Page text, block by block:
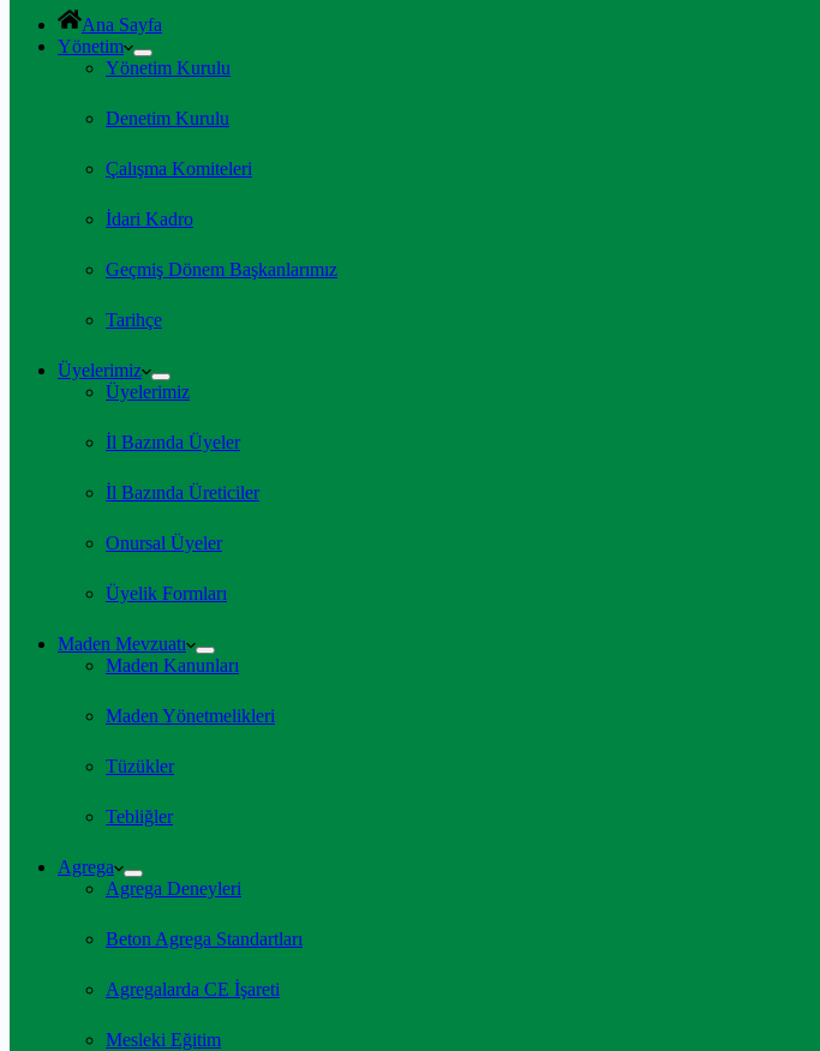
Ana Sayfa
Yönetim
Yönetim Kurulu
Denetim Kurulu
Çalışma Komiteleri
İdari Kadro
Geçmiş Dönem Başkanlarımız
Tarihçe
Üyelerimiz
Üyelerimiz
İl Bazında Üyeler
İl Bazında Üreticiler
Onursal Üyeler
Üyelik Formları
Maden Mevzuatı
Maden Kanunları
Maden Yönetmelikleri
Tüzükler
Tebliğler
Agrega
Agrega Deneyleri
Beton Agrega Standartları
Agregalarda CE İşareti
Mesleki Eğitim